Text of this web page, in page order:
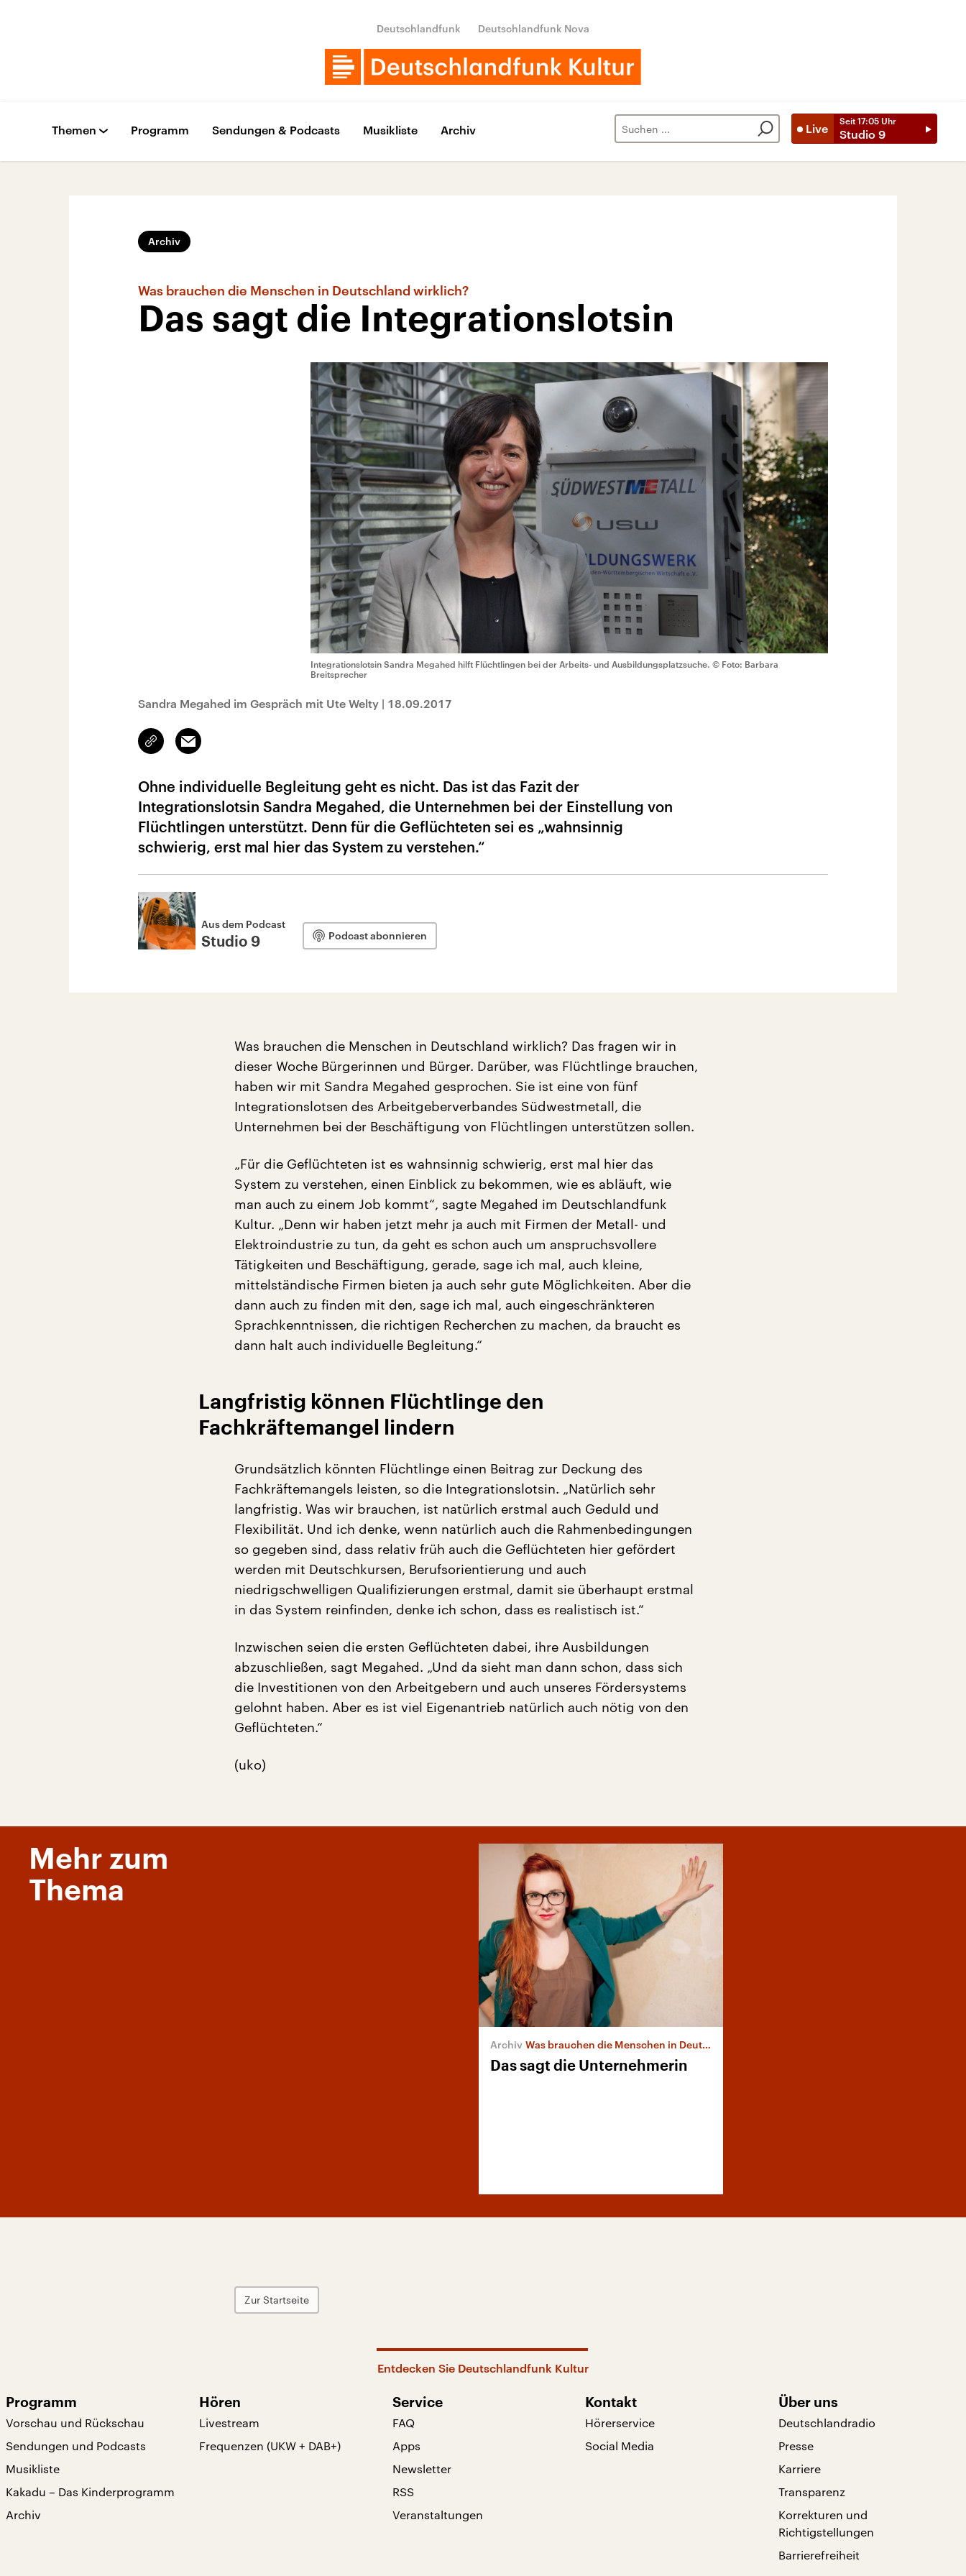
Deutschlandfunk Deutschlandfunk Nova
Live
Seit 17:05 Uhr
Studio 9
Themen Programm Sendungen & Podcasts Musikliste Archiv
Archiv
Was brauchen die Menschen in Deutschland wirklich?
Das sagt die Integrationslotsin
Integrationslotsin Sandra Megahed hilft Flüchtlingen bei der Arbeits- und Ausbildungsplatzsuche. © Foto: Barbara
Breitsprecher
Sandra Megahed im Gespräch mit Ute Welty | 18.09.2017
Link
kopieren/teilen
Email
Ohne individuelle Begleitung geht es nicht. Das ist das Fazit der
Integrationslotsin Sandra Megahed, die Unternehmen bei der Einstellung von
Flüchtlingen unterstützt. Denn für die Geflüchteten sei es „wahnsinnig
schwierig, erst mal hier das System zu verstehen.“
Aus dem Podcast
Studio 9 Podcast abonnieren
Was brauchen die Menschen in Deutschland wirklich? Das fragen wir in
dieser Woche Bürgerinnen und Bürger. Darüber, was Flüchtlinge brauchen,
haben wir mit Sandra Megahed gesprochen. Sie ist eine von fünf
Integrationslotsen des Arbeitgeberverbandes Südwestmetall, die
Unternehmen bei der Beschäftigung von Flüchtlingen unterstützen sollen.
„Für die Geflüchteten ist es wahnsinnig schwierig, erst mal hier das
System zu verstehen, einen Einblick zu bekommen, wie es abläuft, wie
man auch zu einem Job kommt“, sagte Megahed im Deutschlandfunk
Kultur. „Denn wir haben jetzt mehr ja auch mit Firmen der Metall- und
Elektroindustrie zu tun, da geht es schon auch um anspruchsvollere
Tätigkeiten und Beschäftigung, gerade, sage ich mal, auch kleine,
mittelständische Firmen bieten ja auch sehr gute Möglichkeiten. Aber die
dann auch zu finden mit den, sage ich mal, auch eingeschränkteren
Sprachkenntnissen, die richtigen Recherchen zu machen, da braucht es
dann halt auch individuelle Begleitung.“
Langfristig können Flüchtlinge den
Fachkräftemangel lindern
Grundsätzlich könnten Flüchtlinge einen Beitrag zur Deckung des
Fachkräftemangels leisten, so die Integrationslotsin. „Natürlich sehr
langfristig. Was wir brauchen, ist natürlich erstmal auch Geduld und
Flexibilität. Und ich denke, wenn natürlich auch die Rahmenbedingungen
so gegeben sind, dass relativ früh auch die Geflüchteten hier gefördert
werden mit Deutschkursen, Berufsorientierung und auch
niedrigschwelligen Qualifizierungen erstmal, damit sie überhaupt erstmal
in das System reinfinden, denke ich schon, dass es realistisch ist.“
Inzwischen seien die ersten Geflüchteten dabei, ihre Ausbildungen
abzuschließen, sagt Megahed. „Und da sieht man dann schon, dass sich
die Investitionen von den Arbeitgebern und auch unseres Fördersystems
gelohnt haben. Aber es ist viel Eigenantrieb natürlich auch nötig von den
Geflüchteten.“
(uko)
Mehr zum
Thema
Was brauchen die Menschen in Deutschland wirklich?
Das sagt die Unternehmerin
Zur Startseite
Entdecken Sie Deutschlandfunk Kultur
Programm
Vorschau und Rückschau
Sendungen und Podcasts
Musikliste
Kakadu – Das Kinderprogramm
Archiv
Hören
Livestream
Frequenzen (UKW + DAB+)
Service
FAQ
Apps
Newsletter
RSS
Veranstaltungen
Kontakt
Hörerservice
Social Media
Über uns
Deutschlandradio
Presse
Karriere
Transparenz
Korrekturen und
Richtigstellungen
Barrierefreiheit